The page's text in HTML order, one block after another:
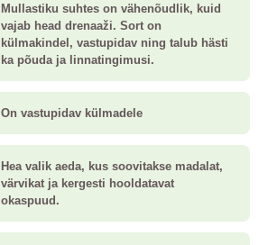
Mullastiku suhtes on vähenõudlik, kuid
vajab head drenaaži. Sort on
külmakindel, vastupidav ning talub hästi
ka põuda ja linnatingimusi.
On vastupidav külmadele
Hea valik aeda, kus soovitakse madalat,
värvikat ja kergesti hooldatavat
okaspuud.